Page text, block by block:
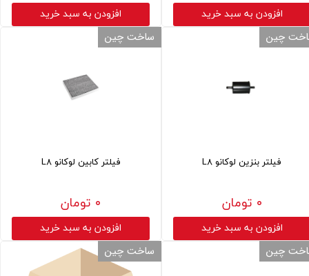
افزودن به سبد خرید افزودن به سبد خرید
فیلتر بنزین لوکانو L8
۰ تومان
افزودن به سبد خرید
چین
فیلتر کابین لوکانو L8
۰ تومان
افزودن به سبد خرید
ساخت چین
چین ساخت چین